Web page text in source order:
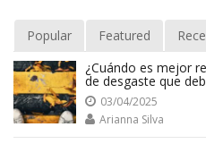
Popular Featured
¿Cuándo es mejor
de desgaste que
03/04/2025
Arianna Silva